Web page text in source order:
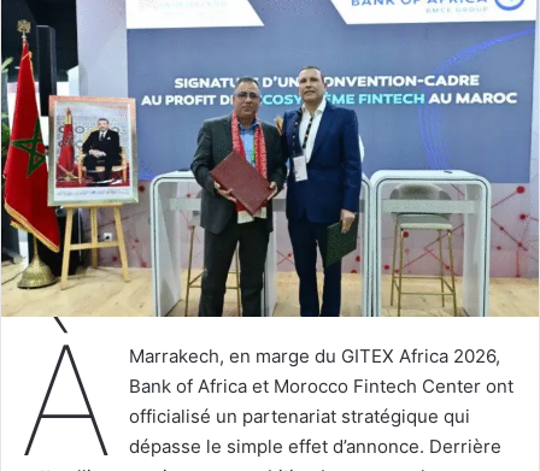
courriel
À
Marrakech, en marge du GITEX Africa 2026,
Bank of Africa et Morocco Fintech Center ont
officialisé un partenariat stratégique qui
dépasse le simple effet d’annonce. Derrière